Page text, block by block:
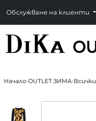
Обслужване на клиенти
Начало›OUTLET ЗИМА›